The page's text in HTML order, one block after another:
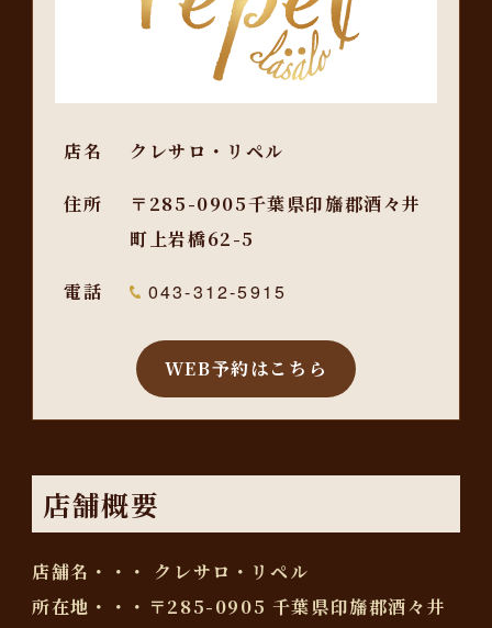
店名 クレサロ・リペル
住所
〒285-0905千葉県印旛郡酒々井
町上岩橋62-5
電話 043-312-5915
WEB予約はこちら
店舗概要
店舗名・・・ クレサロ・リペル
所在地・・・〒285-0905 千葉県印旛郡酒々井